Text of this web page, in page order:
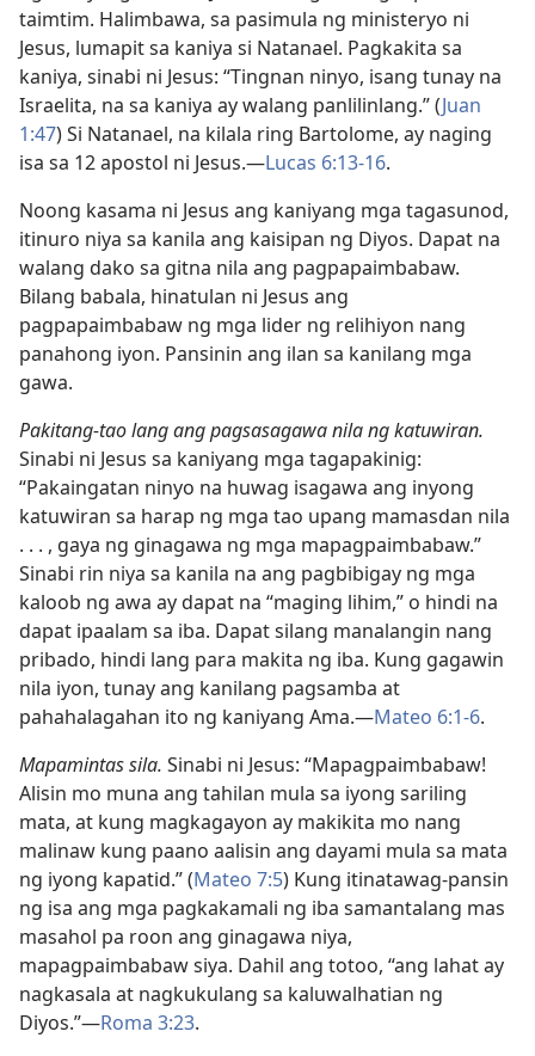
taimtim. Halimbawa, sa pasimula ng ministeryo ni
Jesus, lumapit sa kaniya si Natanael. Pagkakita sa
kaniya, sinabi ni Jesus: “Tingnan ninyo, isang tunay na
Israelita, na sa kaniya ay walang panlilinlang.” (Juan
1:47) Si Natanael, na kilala ring Bartolome, ay naging
isa sa 12 apostol ni Jesus.—Lucas 6:13-16.
Noong kasama ni Jesus ang kaniyang mga tagasunod,
itinuro niya sa kanila ang kaisipan ng Diyos. Dapat na
walang dako sa gitna nila ang pagpapaimbabaw.
Bilang babala, hinatulan ni Jesus ang
pagpapaimbabaw ng mga lider ng relihiyon nang
panahong iyon. Pansinin ang ilan sa kanilang mga
gawa.
Pakitang-tao lang ang pagsasagawa nila ng katuwiran.
Sinabi ni Jesus sa kaniyang mga tagapakinig:
“Pakaingatan ninyo na huwag isagawa ang inyong
katuwiran sa harap ng mga tao upang mamasdan nila
. . . , gaya ng ginagawa ng mga mapagpaimbabaw.”
Sinabi rin niya sa kanila na ang pagbibigay ng mga
kaloob ng awa ay dapat na “maging lihim,” o hindi na
dapat ipaalam sa iba. Dapat silang manalangin nang
pribado, hindi lang para makita ng iba. Kung gagawin
nila iyon, tunay ang kanilang pagsamba at
pahahalagahan ito ng kaniyang Ama.—Mateo 6:1-6.
Mapamintas sila. Sinabi ni Jesus: “Mapagpaimbabaw!
Alisin mo muna ang tahilan mula sa iyong sariling
mata, at kung magkagayon ay makikita mo nang
malinaw kung paano aalisin ang dayami mula sa mata
ng iyong kapatid.” (Mateo 7:5) Kung itinatawag-pansin
ng isa ang mga pagkakamali ng iba samantalang mas
masahol pa roon ang ginagawa niya,
mapagpaimbabaw siya. Dahil ang totoo, “ang lahat ay
nagkasala at nagkukulang sa kaluwalhatian ng
Diyos.”—Roma 3:23.